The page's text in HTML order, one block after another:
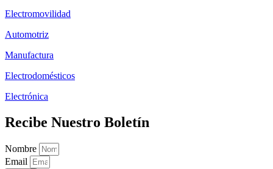
Electromovilidad
Automotriz
Manufactura
Electrodomésticos
Electrónica
Recibe Nuestro Boletín
Nombre
Email